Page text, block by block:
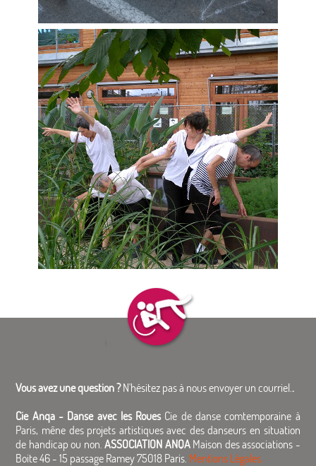
Vous avez une question ?N'hésitez pas à nous envoyer un courriel. .
Cie Anqa - Danse avec les Roues Cie de danse comtemporaine à
Paris, mêne des projets artistiques avec des danseurs en situation
de handicap ou non.ASSOCIATION ANQAMaison des associations -
Boite 46 - 15 passage Ramey 75018 Paris. Mentions Légales.